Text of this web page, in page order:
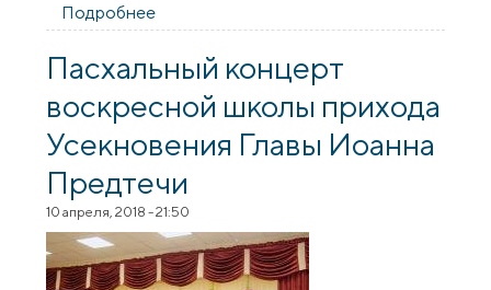
Подробнее
с военнослужащими 557-й инженерной
бригады
Пасхальный концерт
воскресной школы прихода
Усекновения Главы Иоанна
Предтечи
10 апреля, 2018 - 21:50